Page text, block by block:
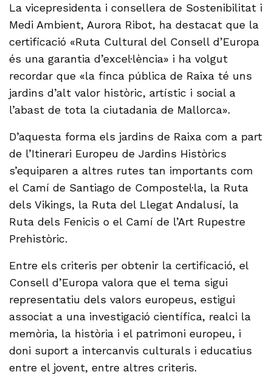
La vicepresidenta i consellera de Sostenibilitat i
Medi Ambient, Aurora Ribot, ha destacat que la
certificació «Ruta Cultural del Consell d’Europa
és una garantia d’excel·lència» i ha volgut
recordar que «la finca pública de Raixa té uns
jardins d’alt valor històric, artístic i social a
l’abast de tota la ciutadania de Mallorca».
D’aquesta forma els jardins de Raixa com a part
de l’Itinerari Europeu de Jardins Històrics
s’equiparen a altres rutes tan importants com
el Camí de Santiago de Compostel·la, la Ruta
dels Vikings, la Ruta del Llegat Andalusí, la
Ruta dels Fenicis o el Camí de l’Art Rupestre
Prehistòric.
Entre els criteris per obtenir la certificació, el
Consell d’Europa valora que el tema sigui
representatiu dels valors europeus, estigui
associat a una investigació científica, realci la
memòria, la història i el patrimoni europeu, i
doni suport a intercanvis culturals i educatius
entre el jovent, entre altres criteris.